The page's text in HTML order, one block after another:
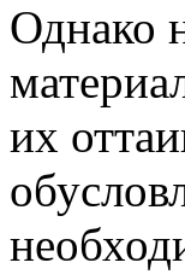
Однако
их